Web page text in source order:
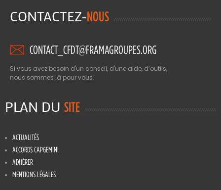
CONTACTEZ-NOUS
CONTACT_CFDT@FRAMAGROUPES.ORG
Si vous avez besoin d'un conseil, d'une aide, d’outils,
nous sommes là pour vous.
PLAN DU SITE
ACTUALITÉS
ACCORDS CAPGEMINI
ADHÉRER
MENTIONS LÉGALES